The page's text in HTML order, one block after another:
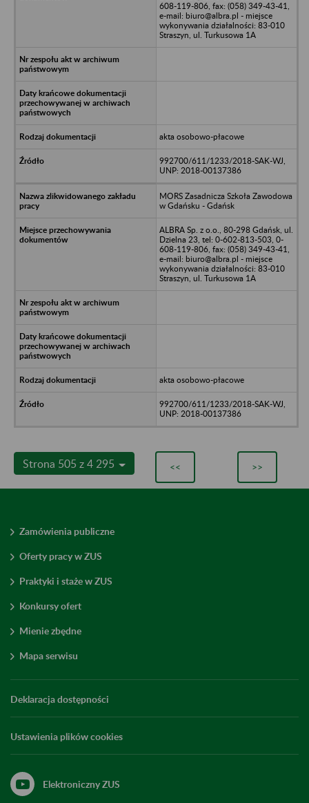
608-119-806, fax: (058) 349-43-41,
e-mail: biuro@albra.pl - miejsce
wykonywania działalności: 83-010
Straszyn, ul. Turkusowa 1A
akta osobowo-płacowe
992700/611/1233/2018-SAK-WJ,
UNP: 2018-00137386
MORS Zasadnicza Szkoła Zawodowa
w Gdańsku - Gdańsk
ALBRA Sp. z o.o., 80-298 Gdańsk, ul.
Dzielna 23, tel: 0-602-813-503, 0-
608-119-806, fax: (058) 349-43-41,
e-mail: biuro@albra.pl - miejsce
wykonywania działalności: 83-010
Straszyn, ul. Turkusowa 1A
akta osobowo-płacowe
992700/611/1233/2018-SAK-WJ,
UNP: 2018-00137386
Strona 505 z 4 295 << >>
Zamówienia publiczne
Oferty pracy w ZUS
Praktyki i staże w ZUS
Konkursy ofert
Mienie zbędne
Mapa serwisu
Deklaracja dostępności
Ustawienia plików cookies
Elektroniczny ZUS